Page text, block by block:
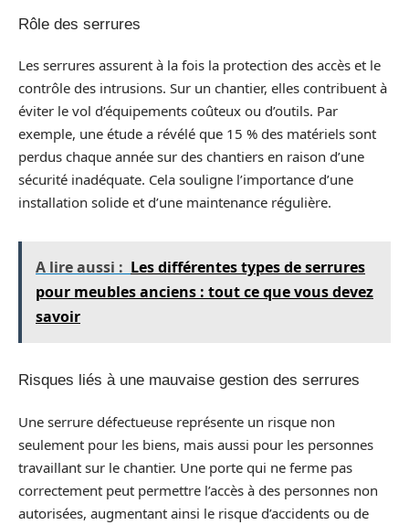
Rôle des serrures
Les serrures assurent à la fois la protection des accès et le
contrôle des intrusions. Sur un chantier, elles contribuent à
éviter le vol d’équipements coûteux ou d’outils. Par
exemple, une étude a révélé que 15 % des matériels sont
perdus chaque année sur des chantiers en raison d’une
sécurité inadéquate. Cela souligne l’importance d’une
installation solide et d’une maintenance régulière.
A lire aussi : Les différentes types de serrures
pour meubles anciens : tout ce que vous devez
savoir
Risques liés à une mauvaise gestion des serrures
Une serrure défectueuse représente un risque non
seulement pour les biens, mais aussi pour les personnes
travaillant sur le chantier. Une porte qui ne ferme pas
correctement peut permettre l’accès à des personnes non
autorisées, augmentant ainsi le risque d’accidents ou de